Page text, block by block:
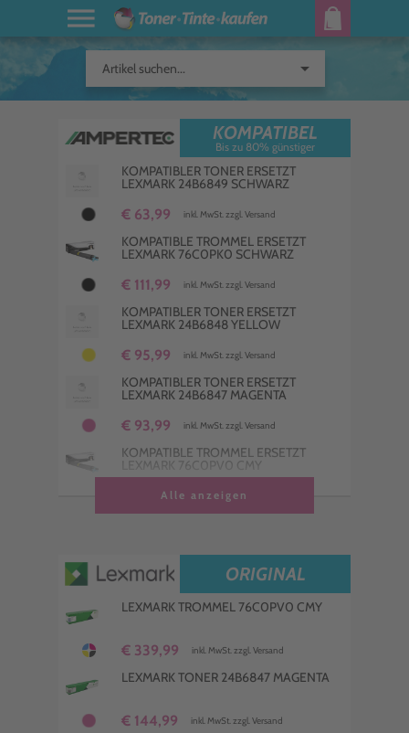
Artikel suchen... arrow_drop_down
KOMPATIBEL
Bis zu 80% günstiger
KOMPATIBLER TONER ERSETZT
LEXMARK 24B6849 SCHWARZ
€ 63,99 inkl. MwSt. zzgl. Versand
KOMPATIBLE TROMMEL ERSETZT
LEXMARK 76C0PK0 SCHWARZ
€ 111,99 inkl. MwSt. zzgl. Versand
KOMPATIBLER TONER ERSETZT
LEXMARK 24B6848 YELLOW
€ 95,99 inkl. MwSt. zzgl. Versand
KOMPATIBLER TONER ERSETZT
LEXMARK 24B6847 MAGENTA
€ 93,99 inkl. MwSt. zzgl. Versand
KOMPATIBLE TROMMEL ERSETZT
LEXMARK 76C0PV0 CMY
€ 237,99 inkl. MwSt. zzgl. Versand
€ 94,99 inkl. MwSt. zzgl. Versand
Alle anzeigen
ORIGINAL
LEXMARK TROMMEL 76C0PV0 CMY
€ 339,99 inkl. MwSt. zzgl. Versand
LEXMARK TONER 24B6847 MAGENTA
€ 144,99 inkl. MwSt. zzgl. Versand